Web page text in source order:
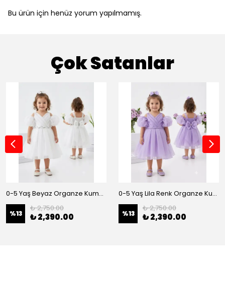
Bu ürün için henüz yorum yapılmamış.
Çok Satanlar
0-5 Yaş Beyaz Organze Kumaş Bel İnci Kemerli Midi Boy Arkası Lastikli Abiye
%13
₺ 2,750.00
₺ 2,390.00
0-5 Yaş Lila Renk Organze Kumaş Bel İnci Kemerli Midi Boy Arkası Lastikli Abiye
%13
₺ 2,750.00
₺ 2,390.00